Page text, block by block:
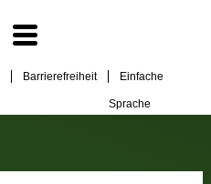
Barrierefreiheit Einfache
Sprache